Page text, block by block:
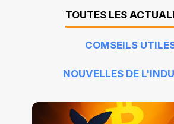
TOUTES LES
COMSEILS
NOUVELLES DE